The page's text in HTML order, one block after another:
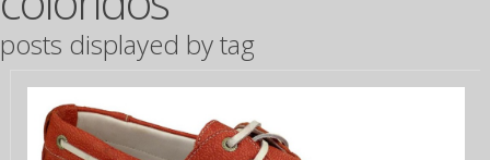
posts displayed by tag